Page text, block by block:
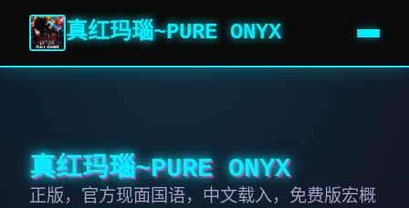
真红玛瑙~PURE ONYX
真红玛瑙~PURE ONYX
正版，官方现面国语，中文载入，免费版宏概